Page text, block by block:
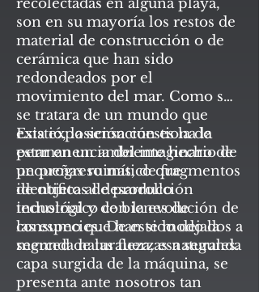
recolectadas en alguna playa,
son en su mayoría los restos de
material de construcción o de
cerámica que han sido
redondeados por el
movimiento del mar. Como si
se tratara de un mundo que
existió, la sensación es la de
estar en un ambiente hecho de
pequeñas ruinas, de fragmentos
de objetos de producción
industrial y de bienes de
consumo que han sido dejados a
merced de las fuerzas naturales.
Esta exposición cuestiona la
permanencia del imaginario de
un progreso mítico que
identifica al desarrollo
tecnológico con la evolución de
las especies. De este modo la
segunda naturaleza, esa segunda
capa surgida de la máquina, se
presenta ante nosotros tan